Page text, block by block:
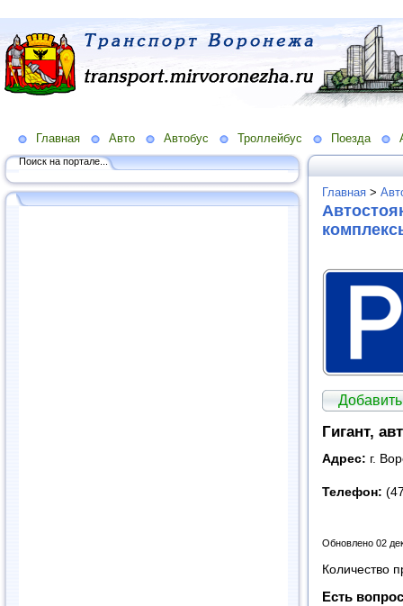
Главная Авто Автобус Троллейбус Поезда
Поиск на портале...
Главная >
Гигант,
Адрес: г.
Телефон:
Обновлено 02
Количество
Есть